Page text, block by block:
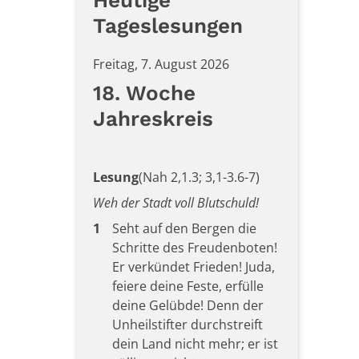
Tageslesungen
Freitag, 7. August 2026
18. Woche
Jahreskreis
Lesung(Nah 2,1.3; 3,1-3.6-7)
Weh der Stadt voll Blutschuld!
1
Seht auf den Bergen die
Schritte des Freudenboten!
Er verkündet Frieden! Juda,
feiere deine Feste, erfülle
deine Gelübde! Denn der
Unheilstifter durchstreift
dein Land nicht mehr; er ist